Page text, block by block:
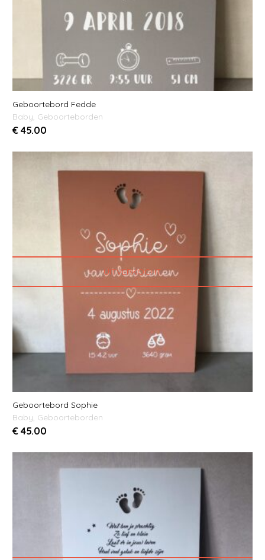
Geboortebord Fedde
Baby, Geboorteborden
€ 45.00
UITVERKOCHT
Geboortebord Sophie
Baby, Geboorteborden
€ 45.00